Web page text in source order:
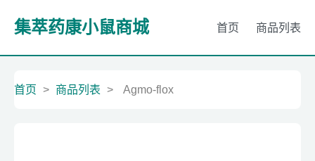
集萃药康小鼠商城 首页 商品列表
首页 > 商品列表 > Agmo-flox